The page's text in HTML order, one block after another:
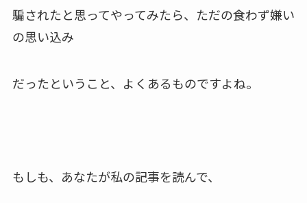
騙されたと思ってやってみたら、ただの食わず嫌い
の思い込み
だったということ、よくあるものですよね。
もしも、あなたが私の記事を読んで、